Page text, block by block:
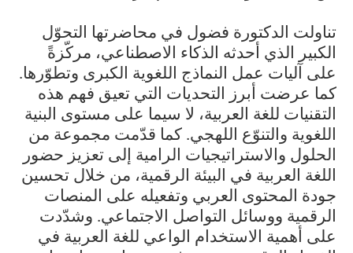
تناولت الدكتورة فضول في محاضرتها التحوّل
الكبير الذي أحدثه الذكاء الاصطناعي، مركّزةً
على آليات عمل النماذج اللغوية الكبرى وتطوّرها.
كما عرضت أبرز التحديات التي تعيق فهم هذه
التقنيات للغة العربية، لا سيما على مستوى البنية
اللغوية والتنوّع اللهجي. كما قدّمت مجموعة من
الحلول والاستراتيجيات الرامية إلى تعزيز حضور
اللغة العربية في البيئة الرقمية، من خلال تحسين
جودة المحتوى العربي وتفعيله على المنصات
الرقمية ووسائل التواصل الاجتماعي. وشدّدت
على أهمية الاستخدام الواعي للغة العربية في